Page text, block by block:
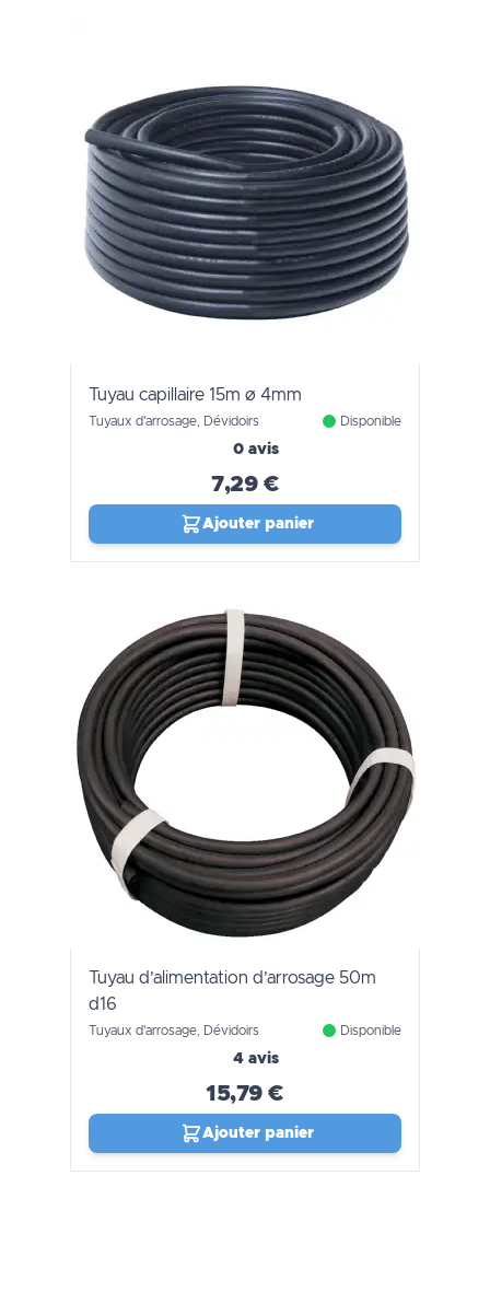
Tuyau capillaire 15m ø 4mm
Tuyaux d'arrosage, Dévidoirs Disponible
0 avis
7,29 €
Ajouter panier
Tuyau d’alimentation d’arrosage 50m
d16
Tuyaux d'arrosage, Dévidoirs Disponible
4 avis
15,79 €
Ajouter panier